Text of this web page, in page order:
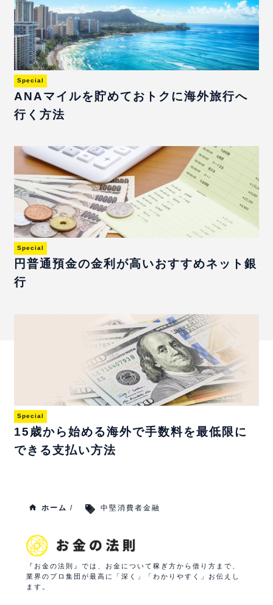
Special
ANAマイルを貯めておトクに海外旅行へ
行く方法
Special
円普通預金の金利が高いおすすめネット銀
行
Special
15歳から始める海外で手数料を最低限に
できる支払い方法
ホーム / 中堅消費者金融
『お金の法則』では、お金について稼ぎ方から借り方まで、
業界のプロ集団が最高に「深く」「わかりやすく」お伝えし
ます。